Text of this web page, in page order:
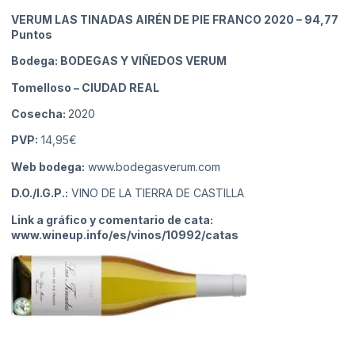
VERUM LAS TINADAS AIRÉN DE PIE FRANCO 2020 – 94,77
Puntos
Bodega: BODEGAS Y VIÑEDOS VERUM
Tomelloso – CIUDAD REAL
Cosecha: 2020
PVP: 14,95€
Web bodega: www.bodegasverum.com
D.O./I.G.P.: VINO DE LA TIERRA DE CASTILLA
Link a gráfico y comentario de cata:
www.wineup.info/es/vinos/10992/catas